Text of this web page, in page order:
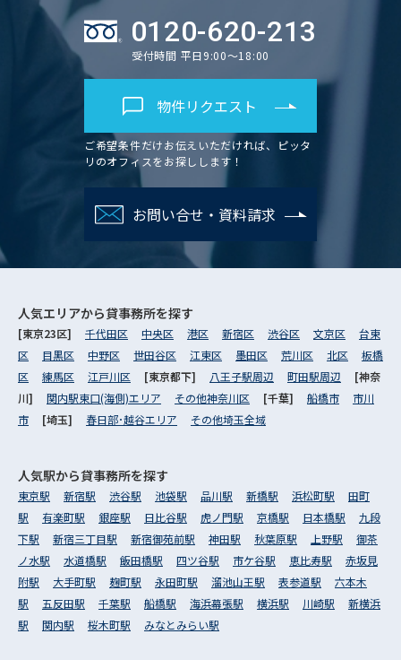
0120-620-213
受付時間 平日9:00～18:00
物件リクエスト
ご希望条件だけお伝えいただければ、ピッタ
リのオフィスをお探しします！
お問い合せ・資料請求
人気エリアから貸事務所を探す
[東京23区] 千代田区 中央区 港区 新宿区 渋谷区 文京区
台東
区
目黒区 中野区 世田谷区 江東区 墨田区 荒川区 北区
板橋
区
練馬区 江戸川区 [東京都下] 八王子駅周辺 町田駅周辺
[神奈
川] 関内駅東口(海側)エリア その他神奈川区 [千葉] 船橋市
市川
市
[埼玉] 春日部･越谷エリア その他埼玉全域
人気駅から貸事務所を探す
東京駅 新宿駅 渋谷駅 池袋駅 品川駅 新橋駅 浜松町駅
田町
駅
有楽町駅 銀座駅 日比谷駅 虎ノ門駅 京橋駅 日本橋駅
九段
下駅
新宿三丁目駅 新宿御苑前駅 神田駅 秋葉原駅 上野駅
御茶
ノ水駅
水道橋駅 飯田橋駅 四ツ谷駅 市ケ谷駅 恵比寿駅
赤坂見
附駅
大手町駅 麹町駅 永田町駅 溜池山王駅 表参道駅
六本木
駅
五反田駅 千葉駅 船橋駅 海浜幕張駅 横浜駅 川崎駅
新横浜
駅
関内駅 桜木町駅 みなとみらい駅